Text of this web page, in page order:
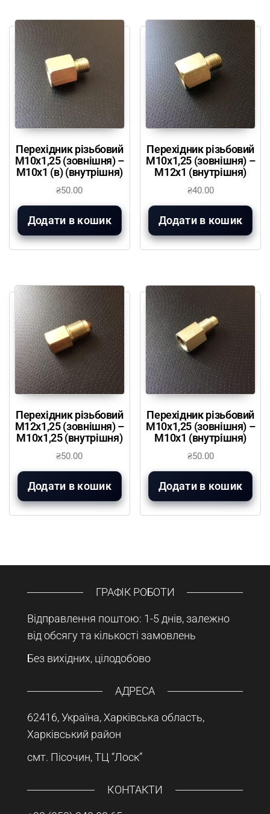
Перехідник різьбовий
М10х1,25 (зовнішня) –
М10х1 (в) (внутрішня)
₴50.00
Додати в кошик
Перехідник різьбовий
М10х1,25 (зовнішня) –
М12х1 (внутрішня)
₴40.00
Додати в кошик
Перехідник різьбовий
М12х1,25 (зовнішня) –
М10х1,25 (внутрішня)
₴50.00
Додати в кошик
Перехідник різьбовий
М10х1,25 (зовнішня) –
М10х1 (внутрішня)
₴50.00
Додати в кошик
ГРАФІК РОБОТИ
Відправлення поштою: 1-5 днів, залежно
від обсягу та кількості замовлень
Без вихідних, цілодобово
АДРЕСА
62416, Україна, Харківська область,
Харківський район
смт. Пісочин, ТЦ “Лоск”
КОНТАКТИ